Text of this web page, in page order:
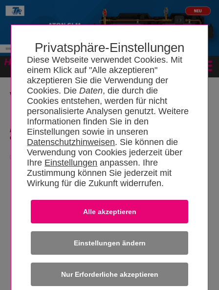
Privatsphäre-Einstellungen
Diese Webseite verwendet Cookies. Mit
einem Klick auf "Alle akzeptieren"
akzeptieren Sie die Verwendung der
Cookies. DieDaten, die durch die
Cookies entstehen, werden für nicht
personalisierte Analysen genutzt. Weitere
Informationen finden Sie in den
Einstellungen sowie in unseren
Datenschutzhinweisen. Sie können die
Verwendung von Cookies jederzeit über
Ihre Einstellungen anpassen. Ihre
Zustimmung können Sie jederzeit mit
Wirkung für die Zukunft widerrufen.
Einstellungen ändern
Videoszum Thema "Automation"
MSR-Technik, HLKS-Automation, Raum- und
Gebäudeautomation, Smart Metering
Zur Themenübersicht
ZVPLAN - Anbindung mehrerer Steigleitungen
innerhalb eines Geschosses